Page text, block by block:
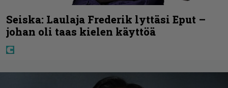
Seiska: Laulaja Frederik lyttäsi Eput –
johan oli taas kielen käyttöä